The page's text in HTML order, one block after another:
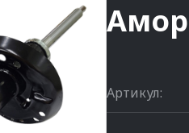
Артикул: